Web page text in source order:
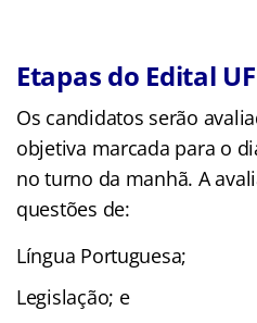
Etapas do Edital
Os candidatos serão
objetiva marcada para o
no turno da manhã. A
questões de:
Língua Portuguesa;
Legislação; e